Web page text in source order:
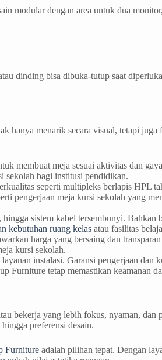
modular dengan area untuk dua
dinding bisa dibuka-tutup saat
hanya menarik secara visual, tetapi
membuat meja sesuai aktivitas dan
sekolah bagi institusi pendidikan.
seperti multipleks berlapis HPL
pengerjaan meja kursi sekolah yang
sistem kabel tersembunyi. Bahkan
kebutuhan ruang kelas atau fasilitas
harga yang bersaing dan
kursi sekolah.
instalasi. Garansi pengerjaan dan
Furniture tetap memastikan keamanan
bekerja yang lebih fokus, nyaman, dan
preferensi desain.
Furniture adalah pilihan tepat. Dengan